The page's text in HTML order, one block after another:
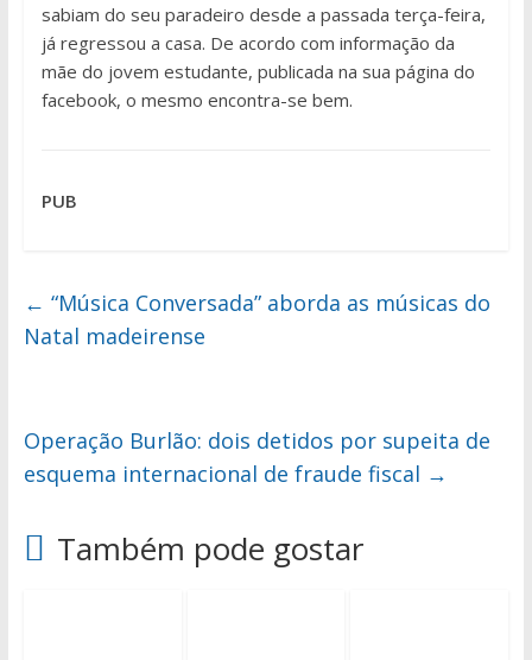
sabiam do seu paradeiro desde a passada terça-feira,
já regressou a casa. De acordo com informação da
mãe do jovem estudante, publicada na sua página do
facebook, o mesmo encontra-se bem.
PUB
← “Música Conversada” aborda as músicas do
Natal madeirense
Operação Burlão: dois detidos por supeita de
esquema internacional de fraude fiscal →
Também pode gostar